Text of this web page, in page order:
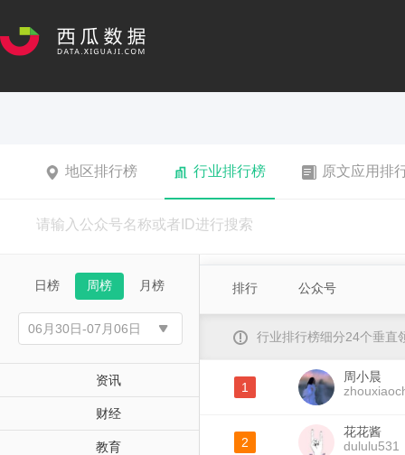
地区排行榜 行业排行榜 原文应用排
日榜 周榜 月榜
资讯
财经
教育
排行 公众号
行业排行榜细分24个垂直
1
周小晨
2
花花酱
dululu531